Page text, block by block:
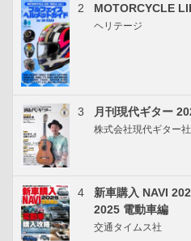
2 MOTORCYCLE
ヘリテージ
3 月刊現代ギター
株式会社現代ギター社
4
新車購入 NAVI
2025 電動車編
交通タイムス社